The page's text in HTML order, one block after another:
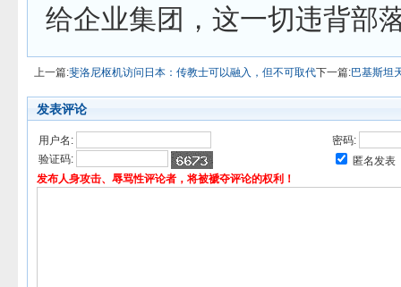
给企业集团，这一切违背部
上一篇:斐洛尼枢机访问日本：传教士可以融入，但不可取代下一篇:巴基斯坦
发表评论
用户名:
密码:
验证码:
匿名发表
发布人身攻击、辱骂性评论者，将被褫夺评论的权利！